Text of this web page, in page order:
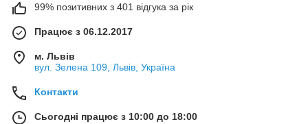
99% позитивних з 401 відгука за рік
Працює з 06.12.2017
м. Львів
вул. Зелена 109, Львів, Україна
Контакти
Сьогодні працює з 10:00 до 18:00